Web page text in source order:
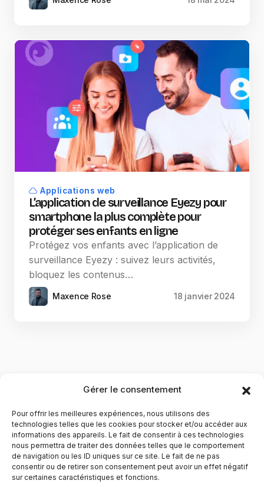
Gérer le consentement
Pour offrir les meilleures expériences, nous utilisons des
technologies telles que les cookies pour stocker et/ou accéder aux
informations des appareils. Le fait de consentir à ces technologies
nous permettra de traiter des données telles que le comportement
de navigation ou les ID uniques sur ce site. Le fait de ne pas
consentir ou de retirer son consentement peut avoir un effet négatif
sur certaines caractéristiques et fonctions.
Applications web
L’application de surveillance Eyezy pour
smartphone la plus complète pour
protéger ses enfants en ligne
Protégez vos enfants avec l’application de
surveillance Eyezy : suivez leurs activités,
bloquez les contenus…
Maxence Rose 18 janvier 2024
YubiGeek est un média français dédié aux nouvelles
technologies, à la culture geek et au numérique. Fondé par